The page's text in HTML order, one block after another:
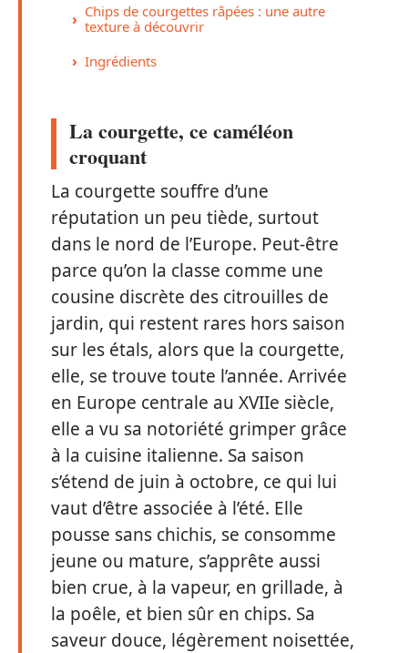
Chips de courgettes râpées : une autre
texture à découvrir
Ingrédients
La courgette, ce caméléon
croquant
La courgette souffre d’une
réputation un peu tiède, surtout
dans le nord de l’Europe. Peut-être
parce qu’on la classe comme une
cousine discrète des citrouilles de
jardin, qui restent rares hors saison
sur les étals, alors que la courgette,
elle, se trouve toute l’année. Arrivée
en Europe centrale au XVIIe siècle,
elle a vu sa notoriété grimper grâce
à la cuisine italienne. Sa saison
s’étend de juin à octobre, ce qui lui
vaut d’être associée à l’été. Elle
pousse sans chichis, se consomme
jeune ou mature, s’apprête aussi
bien crue, à la vapeur, en grillade, à
la poêle, et bien sûr en chips. Sa
saveur douce, légèrement noisettée,